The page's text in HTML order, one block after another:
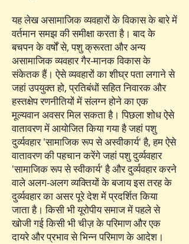
यह लेख असामाजिक व्यवहारों के विकास के बारे में
वर्तमान समझ की समीक्षा करता है। बाद के
बचपन के वर्षों से, पशु क्रूरता और अन्य
असामाजिक व्यवहार गैर-मानक विकास के
संकेतक हैं। ऐसे व्यवहारों का शीघ्र पता लगाने से
जहां उपयुक्त हो, प्रतिबंधों सहित निवारक और
हस्तक्षेप रणनीतियों में संलग्न होने का एक
मूल्यवान अवसर मिल सकता है। पिछला शोध ऐसे
वातावरण में आयोजित किया गया है जहां पशु
दुर्व्यवहार 'सामाजिक रूप से अस्वीकार्य' है, हम ऐसे
वातावरण की पहचान करेंगे जहां पशु दुर्व्यवहार
'सामाजिक रूप से स्वीकार्य' है और दुर्व्यवहार करने
वाले अलग-अलग व्यक्तियों के बजाय इस तरह के
दुर्व्यवहार का असर पूरे देश में प्रदर्शित किया
जाता है। किसी भी यूरोपीय समाज में पहले से
खोजी गई किसी भी चीज़ के परिमाण और एक
दायरे और प्रभाव से भिन्न परिमाण के आदेश।